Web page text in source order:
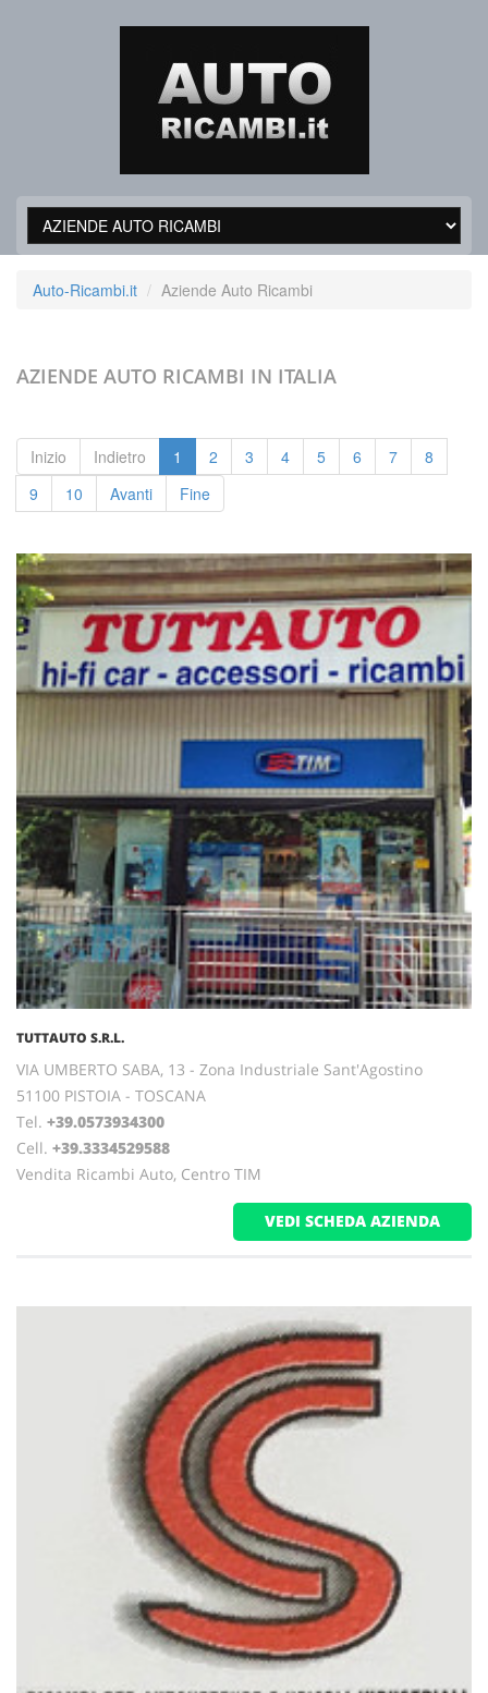
Auto-Ricambi.it Aziende Auto Ricambi
AZIENDE AUTO RICAMBI IN ITALIA
Inizio Indietro 1 2 3 4 5 6 7
8
9
10 Avanti Fine
TUTTAUTO S.R.L.
VIA UMBERTO SABA, 13 - Zona Industriale Sant'Agostino
51100 PISTOIA - TOSCANA
Tel. +39.0573934300
Cell. +39.3334529588
Vendita Ricambi Auto, Centro TIM
VEDI SCHEDA AZIENDA